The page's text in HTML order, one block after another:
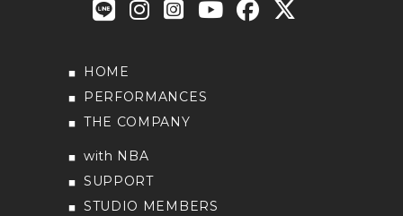
HOME
PERFORMANCES
THE COMPANY
with NBA
SUPPORT
STUDIO MEMBERS